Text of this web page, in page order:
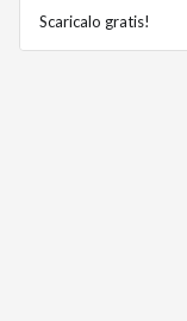
Scaricalo gratis!